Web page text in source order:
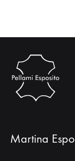
opzioni
possono
essere
scelte
nella
prodotto
Martina